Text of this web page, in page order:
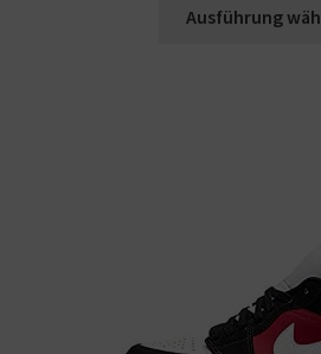
Ausführung